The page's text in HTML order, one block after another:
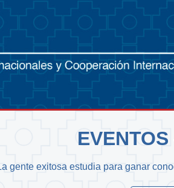
gente exitosa estudia para ganar